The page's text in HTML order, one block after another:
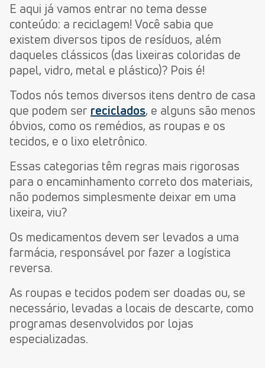
E aqui já vamos entrar no tema desse
conteúdo: a reciclagem! Você sabia que
existem diversos tipos de resíduos, além
daqueles clássicos (das lixeiras coloridas de
papel, vidro, metal e plástico)? Pois é!
Todos nós temos diversos itens dentro de casa
que podem ser reciclados, e alguns são menos
óbvios, como os remédios, as roupas e os
tecidos, e o lixo eletrônico.
Essas categorias têm regras mais rigorosas
para o encaminhamento correto dos materiais,
não podemos simplesmente deixar em uma
lixeira, viu?
Os medicamentos devem ser levados a uma
farmácia, responsável por fazer a logística
reversa.
As roupas e tecidos podem ser doadas ou, se
necessário, levadas a locais de descarte, como
programas desenvolvidos por lojas
especializadas.